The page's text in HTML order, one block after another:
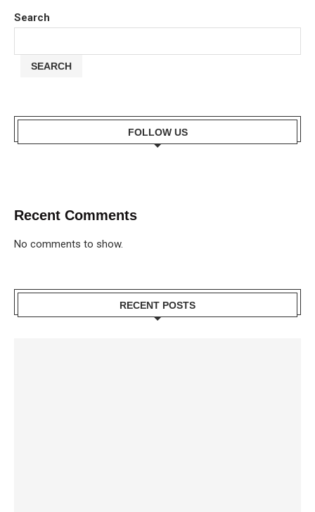
Search
SEARCH
FOLLOW US
Recent Comments
No comments to show.
RECENT POSTS